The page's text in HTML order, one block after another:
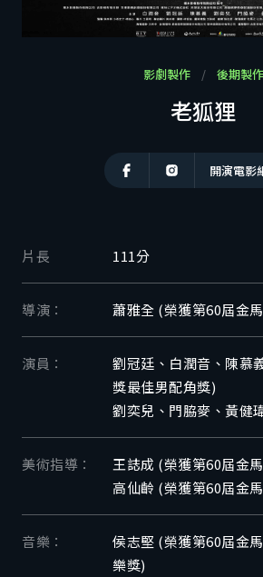
影劇製作 後期製作
老狐狸
開演電影
片長 111分
導演： 蕭雅全 (榮獲第60屆金
演員：
劉冠廷、白潤音、陳慕
獎最佳男配角獎)
劉奕兒、門脇麥、黃健
美術指導：
王誌成 (榮獲第60屆金
高仙齡 (榮獲第60屆金
音樂：
侯志堅 (榮獲第60屆金
樂獎)